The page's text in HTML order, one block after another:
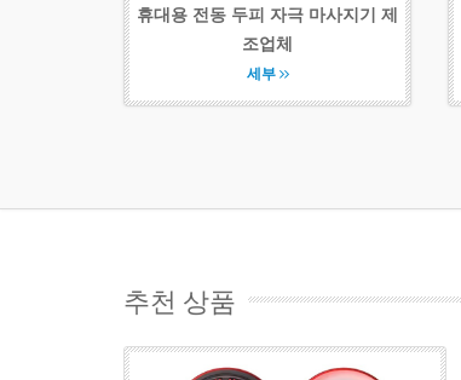
휴대용 전동 두피 자극 마사지기 제
조업체
세부
추천 상품